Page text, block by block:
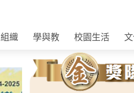
組織 學與教 校園生活